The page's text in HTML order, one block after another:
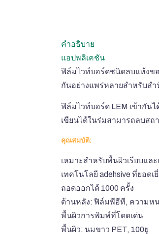
คำอธิบาย
แอปพลิเคชัน
ฟิล์มไวท์บอร์ดชนิดลบแห้งขอ
กันอย่างแพร่หลายสำหรับสำ
ฟิล์มไวท์บอร์ด LEM เข้ากัน
เขียนได้ในร่มสามารถลบสถ
คุณสมบัติ:
เหมาะสำหรับพื้นผิวเรียบแล
เทคโนโลยี adehsive ที่ยอด
ถอดออกได้ 1000 ครั้ง
ด้านหลัง: ฟิล์มพีอีที, ความหน
พื้นผิวการพิมพ์ที่โดดเด่น
พื้นผิว: นมขาว PET, 100ยู